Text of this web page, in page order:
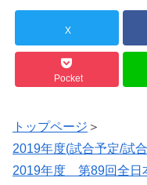
X
Pocket
トップページ ＞
2019年度(試合予定/試
2019年度 第89回全日